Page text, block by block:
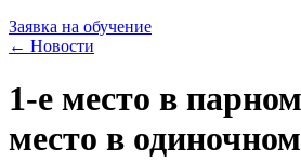
Заявка на обучение
← Новости
1-е место в
место в